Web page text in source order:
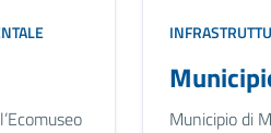
Municipio di